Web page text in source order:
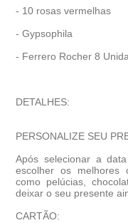
- 10 rosas vermelhas
- Gypsophila
- Ferrero Rocher 8
DETALHES:
PERSONALIZE SEU
Após selecionar a
escolher os melhores
como pelúcias,
deixar o seu presente
CARTÃO: